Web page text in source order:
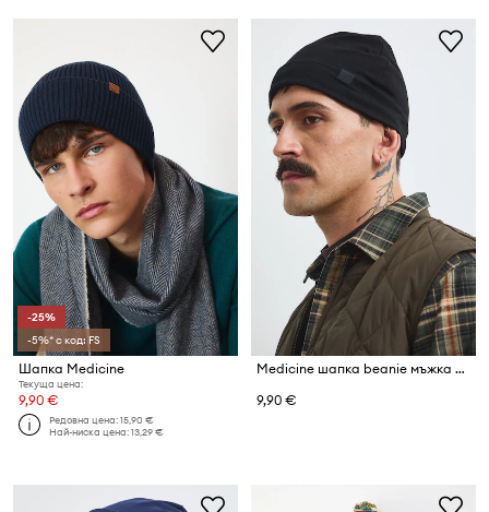
-25%
-5%* с код: FS
Шапка Medicine
Текуща цена:
9,90 €
Редовна цена:15,90 €
Най-ниска цена:13,29 €
Medicine шапка beanie мъжка от памучна материя
9,90 €